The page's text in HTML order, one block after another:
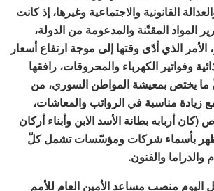
القانونية والاجتماعية وغيرها، إذ كانت
المواد المقنّنة والمدعومة من الدولة،
الأمر الذي أدّى وقتها إلى موجة ارتفاع أسعار
وفواتير الكهرباء والمحروقات، رافقها
ما يختص بمعيشة المواطن السوري، من
زيادة مناسبة في الرواتب والمعاشات،
(كان أربابه بطانة الأسد الابن وأبناء أركان
يظهر بأسماء شركات ومؤسّسات تشمل كلّ
والدراما والفنون.
اليوم منصب مساعد الأمين العام للأمم